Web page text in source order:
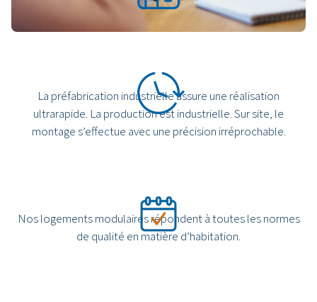
et réutilisables, et donc 100 % circulaires.
La préfabrication industrielle assure une réalisation
ultrarapide. La production est industrielle. Sur site, le
montage s’effectue avec une précision irréprochable.
Nos logements modulaires répondent à toutes les normes
de qualité en matière d’habitation.